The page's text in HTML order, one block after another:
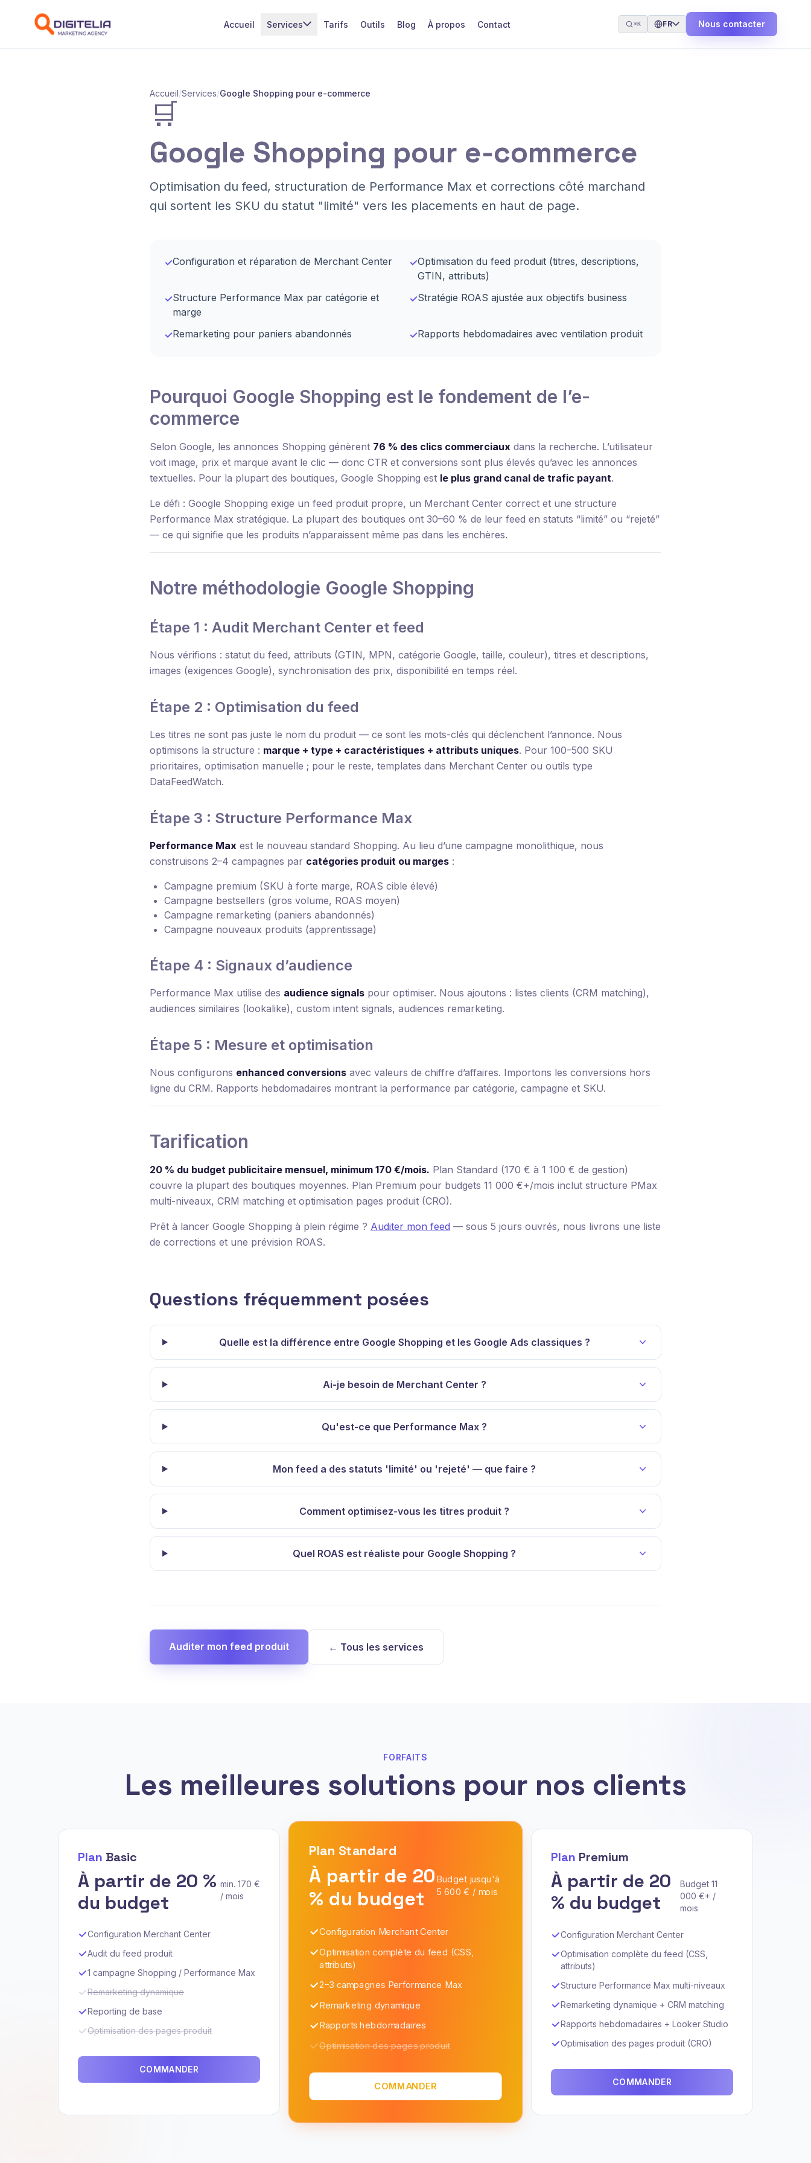
Accueil Services Tarifs Outils Blog À propos Contact ⌘K FR Nous contacter
Accueil/Services/Google Shopping pour e-commerce
🛒
Google Shopping pour e-commerce
Optimisation du feed, structuration de Performance Max et corrections côté marchand
qui sortent les SKU du statut "limité" vers les placements en haut de page.
✓Configuration et réparation de Merchant Center ✓Optimisation du feed produit (titres, descriptions,
GTIN, attributs)
✓Structure Performance Max par catégorie et
marge
✓Stratégie ROAS ajustée aux objectifs business
✓Remarketing pour paniers abandonnés ✓Rapports hebdomadaires avec ventilation produit
Pourquoi Google Shopping est le fondement de l’e-
commerce
Selon Google, les annonces Shopping génèrent 76 % des clics commerciaux dans la recherche. L’utilisateur
voit image, prix et marque avant le clic — donc CTR et conversions sont plus élevés qu’avec les annonces
textuelles. Pour la plupart des boutiques, Google Shopping est le plus grand canal de trafic payant.
Le défi : Google Shopping exige un feed produit propre, un Merchant Center correct et une structure
Performance Max stratégique. La plupart des boutiques ont 30–60 % de leur feed en statuts “limité” ou “rejeté”
— ce qui signifie que les produits n’apparaissent même pas dans les enchères.
Notre méthodologie Google Shopping
Étape 1 : Audit Merchant Center et feed
Nous vérifions : statut du feed, attributs (GTIN, MPN, catégorie Google, taille, couleur), titres et descriptions,
images (exigences Google), synchronisation des prix, disponibilité en temps réel.
Étape 2 : Optimisation du feed
Les titres ne sont pas juste le nom du produit — ce sont les mots-clés qui déclenchent l’annonce. Nous
optimisons la structure : marque + type + caractéristiques + attributs uniques. Pour 100–500 SKU
prioritaires, optimisation manuelle ; pour le reste, templates dans Merchant Center ou outils type
DataFeedWatch.
Étape 3 : Structure Performance Max
Performance Max est le nouveau standard Shopping. Au lieu d’une campagne monolithique, nous
construisons 2–4 campagnes par catégories produit ou marges :
Campagne premium (SKU à forte marge, ROAS cible élevé)
Campagne bestsellers (gros volume, ROAS moyen)
Campagne remarketing (paniers abandonnés)
Campagne nouveaux produits (apprentissage)
Étape 4 : Signaux d’audience
Performance Max utilise des audience signals pour optimiser. Nous ajoutons : listes clients (CRM matching),
audiences similaires (lookalike), custom intent signals, audiences remarketing.
Étape 5 : Mesure et optimisation
Nous configurons enhanced conversions avec valeurs de chiffre d’affaires. Importons les conversions hors
ligne du CRM. Rapports hebdomadaires montrant la performance par catégorie, campagne et SKU.
Tarification
20 % du budget publicitaire mensuel, minimum 170 €/mois. Plan Standard (170 € à 1 100 € de gestion)
couvre la plupart des boutiques moyennes. Plan Premium pour budgets 11 000 €+/mois inclut structure PMax
multi-niveaux, CRM matching et optimisation pages produit (CRO).
Prêt à lancer Google Shopping à plein régime ? Auditer mon feed — sous 5 jours ouvrés, nous livrons une liste
de corrections et une prévision ROAS.
Questions fréquemment posées
Quelle est la différence entre Google Shopping et les Google Ads classiques ?
Ai-je besoin de Merchant Center ?
Qu'est-ce que Performance Max ?
Mon feed a des statuts 'limité' ou 'rejeté' — que faire ?
Comment optimisez-vous les titres produit ?
Quel ROAS est réaliste pour Google Shopping ?
Auditer mon feed produit ← Tous les services
FORFAITS
Les meilleures solutions pour nos clients
Plan Basic
À partir de 20 %
du budget
min. 170 €
/ mois
Configuration Merchant Center
Audit du feed produit
1 campagne Shopping / Performance Max
Remarketing dynamique
Reporting de base
Optimisation des pages produit
COMMANDER
Plan Standard
À partir de 20
% du budget
Budget jusqu'à
5 600 € / mois
Configuration Merchant Center
Optimisation complète du feed (CSS,
attributs)
2–3 campagnes Performance Max
Remarketing dynamique
Rapports hebdomadaires
Optimisation des pages produit
COMMANDER
Plan Premium
À partir de 20
% du budget
Budget 11
000 €+ /
mois
Configuration Merchant Center
Optimisation complète du feed (CSS,
attributs)
Structure Performance Max multi-niveaux
Remarketing dynamique + CRM matching
Rapports hebdomadaires + Looker Studio
Optimisation des pages produit (CRO)
COMMANDER